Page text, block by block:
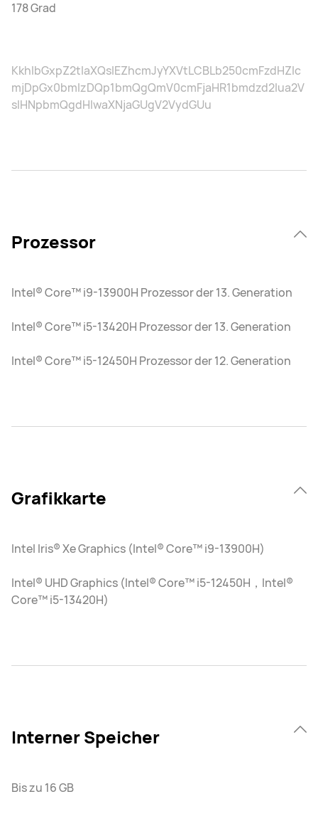
178 Grad
KkhlbGxpZ2tlaXQsIEZhcmJyYXVtLCBLb250cmFzdHZlc
mjDpGx0bmlzDQp1bmQgQmV0cmFjaHR1bmdzd2lua2V
sIHNpbmQgdHlwaXNjaGUgV2VydGUu
Prozessor
Intel® Core™ i9-13900H Prozessor der 13. Generation
Intel® Core™ i5-13420H Prozessor der 13. Generation
Intel® Core™ i5-12450H Prozessor der 12. Generation
Grafikkarte
Intel Iris® Xe Graphics (Intel® Core™ i9-13900H)
Intel® UHD Graphics (Intel® Core™ i5-12450H，Intel®
Core™ i5-13420H)
Interner Speicher
Bis zu 16 GB